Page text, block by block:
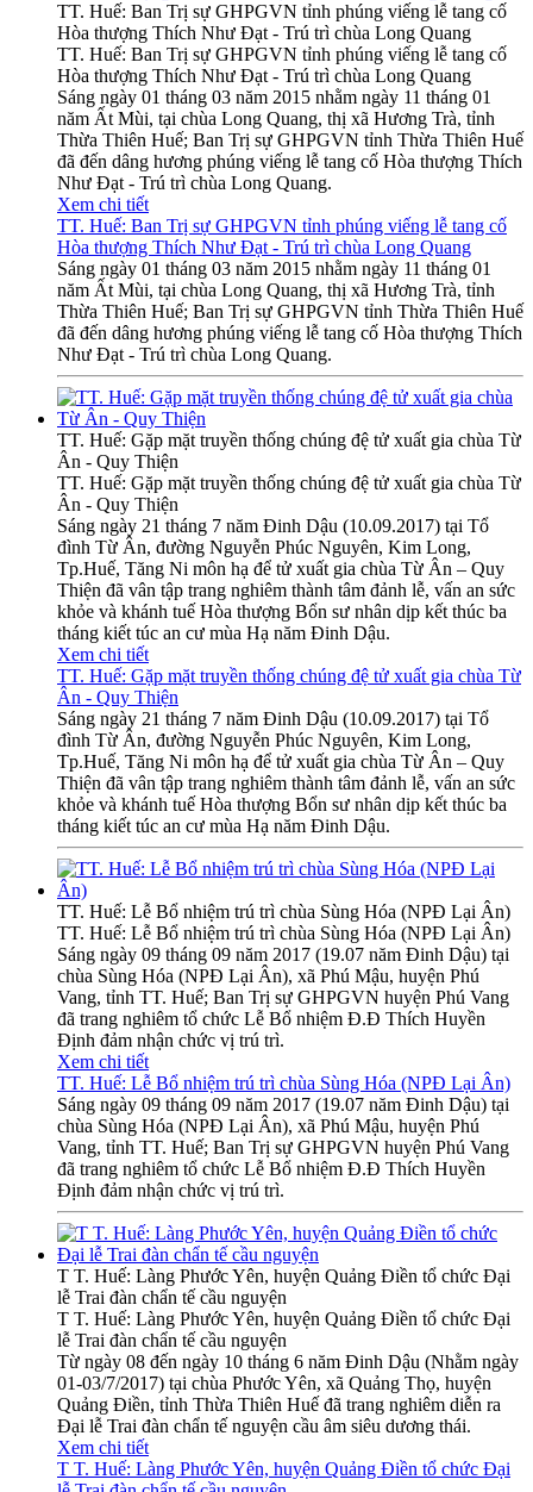
TT. Huế: Ban Trị sự GHPGVN tỉnh phúng viếng lễ tang cố
Hòa thượng Thích Như Đạt - Trú trì chùa Long Quang
TT. Huế: Ban Trị sự GHPGVN tỉnh phúng viếng lễ tang cố
Hòa thượng Thích Như Đạt - Trú trì chùa Long Quang
Sáng ngày 01 tháng 03 năm 2015 nhằm ngày 11 tháng 01
năm Ất Mùi, tại chùa Long Quang, thị xã Hương Trà, tỉnh
Thừa Thiên Huế; Ban Trị sự GHPGVN tỉnh Thừa Thiên Huế
đã đến dâng hương phúng viếng lễ tang cố Hòa thượng Thích
Như Đạt - Trú trì chùa Long Quang.
Xem chi tiết
TT. Huế: Ban Trị sự GHPGVN tỉnh phúng viếng lễ tang cố
Hòa thượng Thích Như Đạt - Trú trì chùa Long Quang
Sáng ngày 01 tháng 03 năm 2015 nhằm ngày 11 tháng 01
năm Ất Mùi, tại chùa Long Quang, thị xã Hương Trà, tỉnh
Thừa Thiên Huế; Ban Trị sự GHPGVN tỉnh Thừa Thiên Huế
đã đến dâng hương phúng viếng lễ tang cố Hòa thượng Thích
Như Đạt - Trú trì chùa Long Quang.
TT. Huế: Gặp mặt truyền thống chúng đệ tử xuất gia chùa Từ
Ân - Quy Thiện
TT. Huế: Gặp mặt truyền thống chúng đệ tử xuất gia chùa Từ
Ân - Quy Thiện
Sáng ngày 21 tháng 7 năm Đinh Dậu (10.09.2017) tại Tổ
đình Từ Ân, đường Nguyễn Phúc Nguyên, Kim Long,
Tp.Huế, Tăng Ni môn hạ để tử xuất gia chùa Từ Ân – Quy
Thiện đã vân tập trang nghiêm thành tâm đảnh lễ, vấn an sức
khỏe và khánh tuế Hòa thượng Bổn sư nhân dịp kết thúc ba
tháng kiết túc an cư mùa Hạ năm Đinh Dậu.
Xem chi tiết
TT. Huế: Gặp mặt truyền thống chúng đệ tử xuất gia chùa Từ
Ân - Quy Thiện
Sáng ngày 21 tháng 7 năm Đinh Dậu (10.09.2017) tại Tổ
đình Từ Ân, đường Nguyễn Phúc Nguyên, Kim Long,
Tp.Huế, Tăng Ni môn hạ để tử xuất gia chùa Từ Ân – Quy
Thiện đã vân tập trang nghiêm thành tâm đảnh lễ, vấn an sức
khỏe và khánh tuế Hòa thượng Bổn sư nhân dịp kết thúc ba
tháng kiết túc an cư mùa Hạ năm Đinh Dậu.
TT. Huế: Lễ Bổ nhiệm trú trì chùa Sùng Hóa (NPĐ Lại Ân)
TT. Huế: Lễ Bổ nhiệm trú trì chùa Sùng Hóa (NPĐ Lại Ân)
Sáng ngày 09 tháng 09 năm 2017 (19.07 năm Đinh Dậu) tại
chùa Sùng Hóa (NPĐ Lại Ân), xã Phú Mậu, huyện Phú
Vang, tỉnh TT. Huế; Ban Trị sự GHPGVN huyện Phú Vang
đã trang nghiêm tổ chức Lễ Bổ nhiệm Đ.Đ Thích Huyền
Định đảm nhận chức vị trú trì.
Xem chi tiết
TT. Huế: Lễ Bổ nhiệm trú trì chùa Sùng Hóa (NPĐ Lại Ân)
Sáng ngày 09 tháng 09 năm 2017 (19.07 năm Đinh Dậu) tại
chùa Sùng Hóa (NPĐ Lại Ân), xã Phú Mậu, huyện Phú
Vang, tỉnh TT. Huế; Ban Trị sự GHPGVN huyện Phú Vang
đã trang nghiêm tổ chức Lễ Bổ nhiệm Đ.Đ Thích Huyền
Định đảm nhận chức vị trú trì.
T T. Huế: Làng Phước Yên, huyện Quảng Điền tổ chức Đại
lễ Trai đàn chẩn tế cầu nguyện
T T. Huế: Làng Phước Yên, huyện Quảng Điền tổ chức Đại
lễ Trai đàn chẩn tế cầu nguyện
Từ ngày 08 đến ngày 10 tháng 6 năm Đinh Dậu (Nhằm ngày
01-03/7/2017) tại chùa Phước Yên, xã Quảng Thọ, huyện
Quảng Điền, tỉnh Thừa Thiên Huế đã trang nghiêm diễn ra
Đại lễ Trai đàn chẩn tế nguyện cầu âm siêu dương thái.
Xem chi tiết
T T. Huế: Làng Phước Yên, huyện Quảng Điền tổ chức Đại